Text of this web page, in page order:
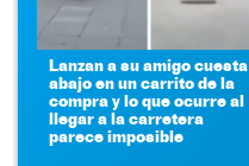
Lanzan a su amigo cuesta
abajo en un carrito de la
compra y lo que ocurre al
llegar a la carretera
parece imposible